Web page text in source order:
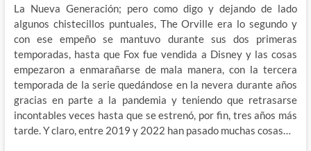
La Nueva Generación; pero como digo y dejando de lado
algunos chistecillos puntuales, The Orville era lo segundo y
con ese empeño se mantuvo durante sus dos primeras
temporadas, hasta que Fox fue vendida a Disney y las cosas
empezaron a enmarañarse de mala manera, con la tercera
temporada de la serie quedándose en la nevera durante años
gracias en parte a la pandemia y teniendo que retrasarse
incontables veces hasta que se estrenó, por fin, tres años más
tarde. Y claro, entre 2019 y 2022 han pasado muchas cosas…